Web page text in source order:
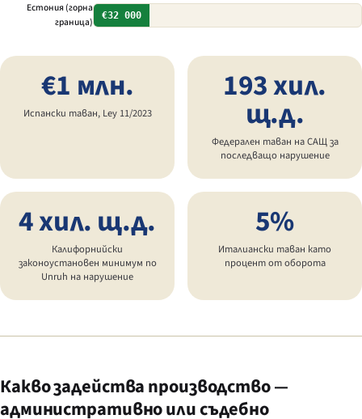
Естония (горна
граница)
€32 000
€1 млн.
Испански таван, Ley 11/2023
193 хил.
щ.д.
Федерален таван на САЩ за
последващо нарушение
4 хил. щ.д.
Калифорнийски
законоустановен минимум по
Unruh на нарушение
5%
Италиански таван като
процент от оборота
Какво задейства производство —
административно или съдебно